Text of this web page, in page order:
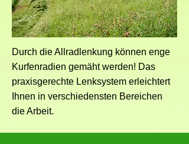
Durch die Allradlenkung können enge
Kurfenradien gemäht werden! Das
praxisgerechte Lenksystem erleichtert
Ihnen in verschiedensten Bereichen
die Arbeit.